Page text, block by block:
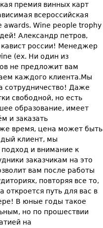
премия винных карт
всероссийская
awards. Wine people trophy
Александр петров,
россии! Менеджер
(ex. Ни один из
не предложит вам
каждого клиента.Мы
сотрудничество! Даже
свободной, но есть
образование, имеет
и заказать
время, цена может быть
клиент, мы
и внимание к
заказчикам на это
вам после работы
повторяя все то,
откроется путь для вас в
В юные годы такое
но по прошествии
на